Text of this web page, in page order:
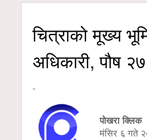
चित्राको मूख्य
अधिकारी, पौष
-
पोखरा क्लिक
मंसिर ६ गते